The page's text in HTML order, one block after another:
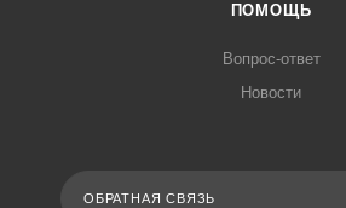
ПОМОЩЬ
Вопрос-ответ
Новости
ОБРАТНАЯ СВЯЗЬ